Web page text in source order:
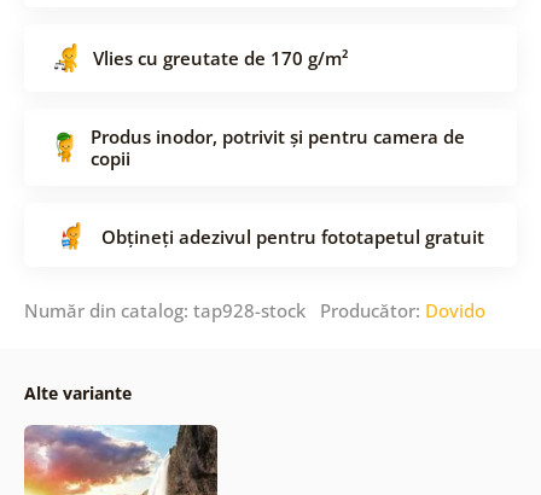
Vlies cu greutate de 170 g/m²
Produs inodor, potrivit și pentru camera de
copii
Obțineți adezivul pentru fototapetul gratuit
Număr din catalog: tap928-stock Producător: Dovido
Alte variante